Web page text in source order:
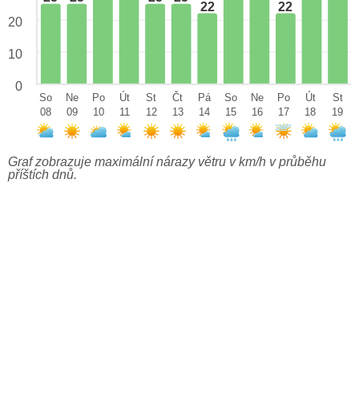
22
22
20
10
0
So
08
Ne
09
Po
10
Út
11
St
12
Čt
13
Pá
14
So
15
Ne
16
Po
17
Út
18
St
19
Graf zobrazuje maximální nárazy větru v km/h v průběhu
příštích dnů.